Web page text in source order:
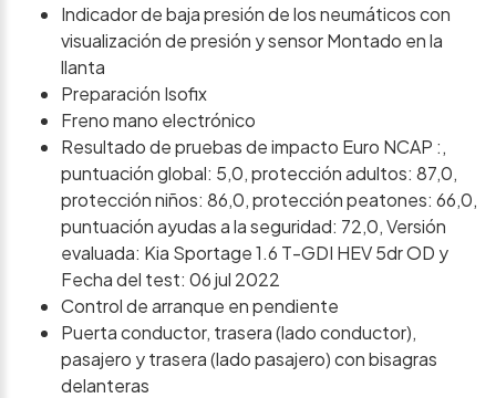
Indicador de baja presión de los neumáticos con
visualización de presión y sensor Montado en la
llanta
Preparación Isofix
Freno mano electrónico
Resultado de pruebas de impacto Euro NCAP :,
puntuación global: 5,0, protección adultos: 87,0,
protección niños: 86,0, protección peatones: 66,0,
puntuación ayudas a la seguridad: 72,0, Versión
evaluada: Kia Sportage 1.6 T-GDI HEV 5dr OD y
Fecha del test: 06 jul 2022
Control de arranque en pendiente
Puerta conductor, trasera (lado conductor),
pasajero y trasera (lado pasajero) con bisagras
delanteras